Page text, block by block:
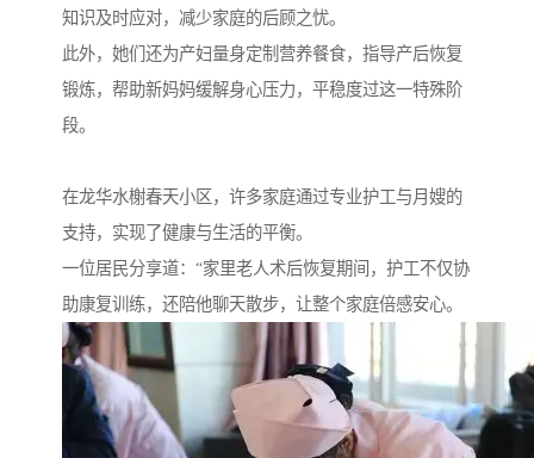
知识及时应对，减少家庭的后顾之忧。
此外，她们还为产妇量身定制营养餐食，指导产后恢复
锻炼，帮助新妈妈缓解身心压力，平稳度过这一特殊阶
段。
在龙华水榭春天小区，许多家庭通过专业护工与月嫂的
支持，实现了健康与生活的平衡。
一位居民分享道：“家里老人术后恢复期间，护工不仅协
助康复训练，还陪他聊天散步，让整个家庭倍感安心。